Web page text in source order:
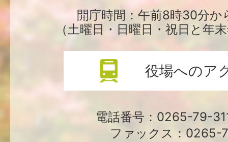
場
開庁時間：午前8時30分か
（土曜日・日曜日・祝日と年
役場へのア
電話番号：0265-79-
ファックス：0265-